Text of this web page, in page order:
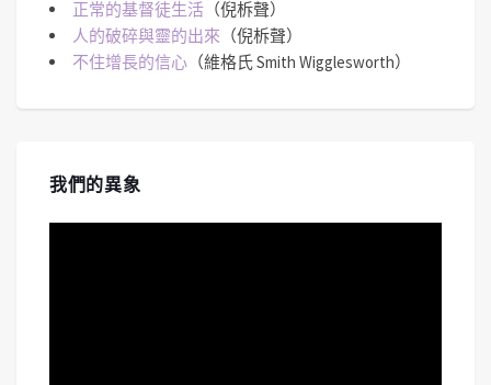
正常的基督徒生活 （倪柝聲）
人的破碎與靈的出來 （倪柝聲）
不住增長的信心 （維格氏 Smith Wigglesworth）
我們的異象